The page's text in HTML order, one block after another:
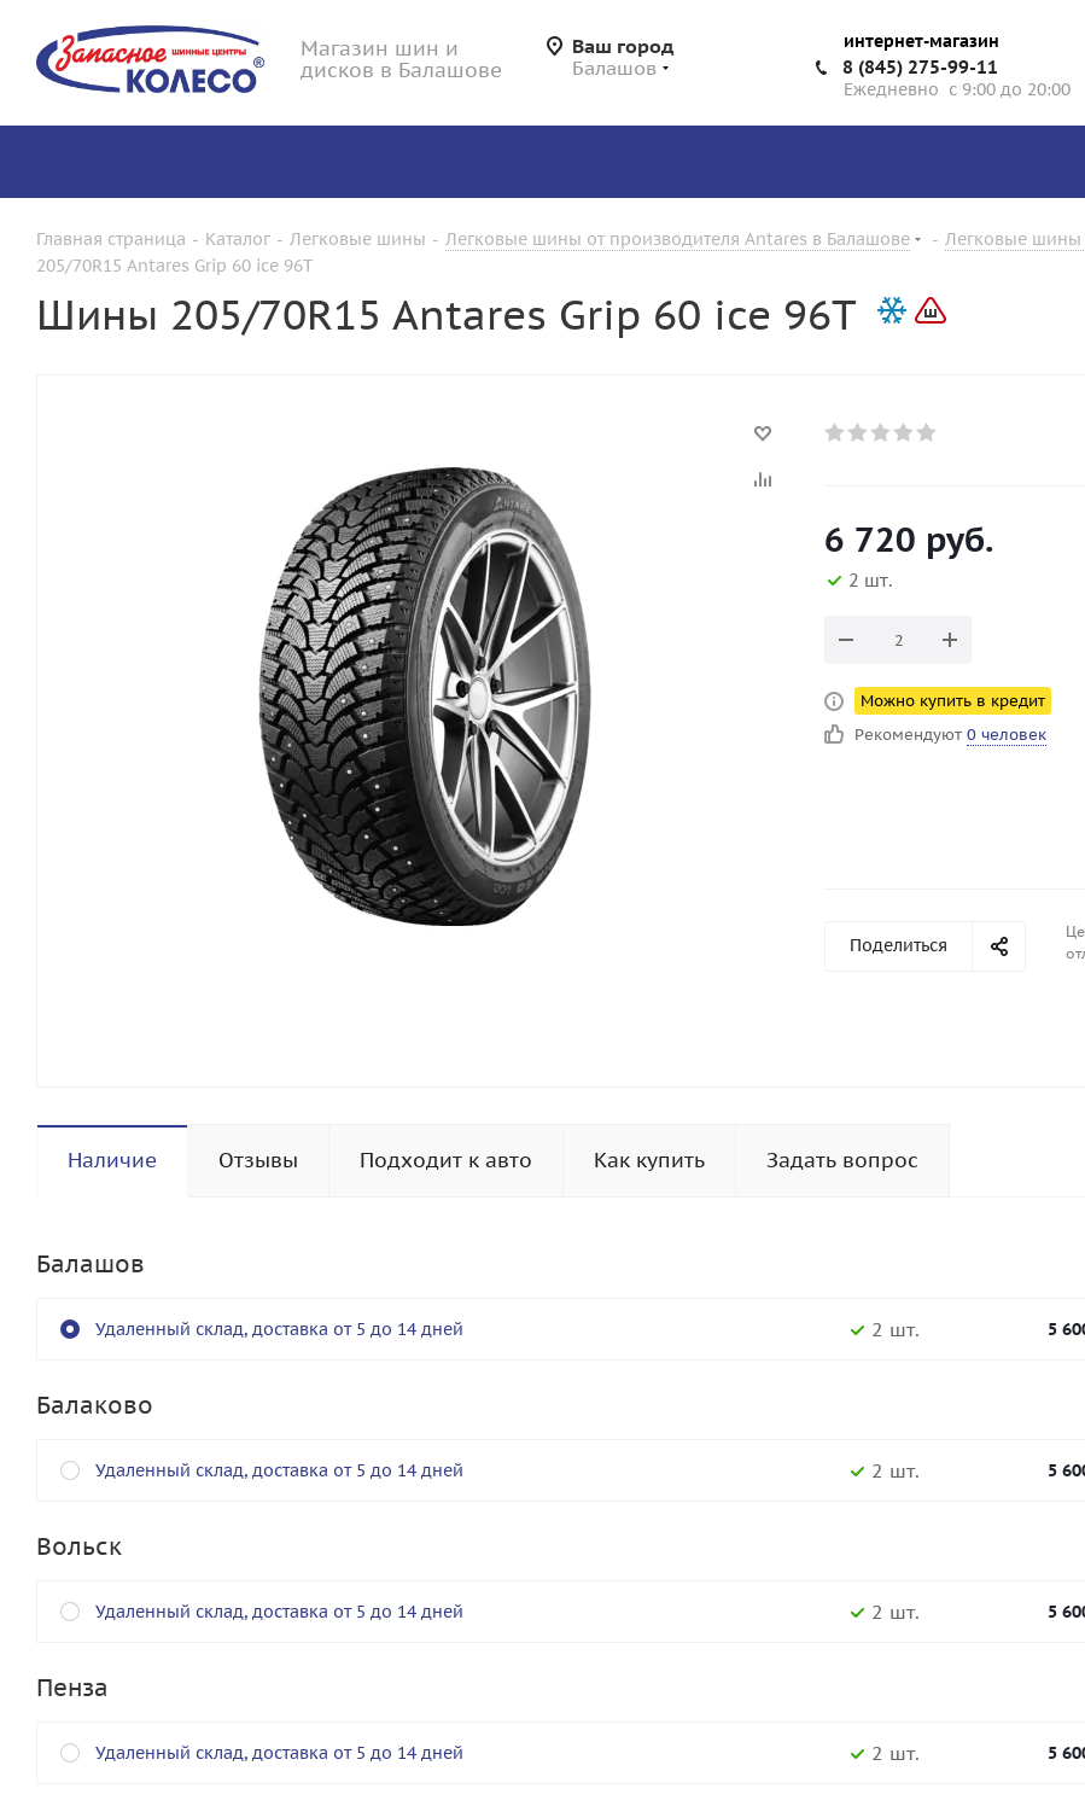
Магазин шин и
дисков в Балашове
Ваш город
Балашов
интернет-магазин
8 (845) 275-99-11
Ежедневно с 9:00 до 20:00
Главная страница - Каталог - Легковые шины - Легковые шины от производителя Antares в Балашове - Легковые шины
205/70R15 Antares Grip 60 ice 96T
Шины 205/70R15 Antares Grip 60 ice 96T
6 720 руб.
2 шт.
Можно купить в кредит
Рекомендуют 0 человек
Поделиться
Наличие Отзывы Подходит к авто Как купить Задать вопрос
Балашов
2 шт. 5
Удаленный склад, доставка от 5 до 14 дней
Балаково
2 шт. 5
Удаленный склад, доставка от 5 до 14 дней
Вольск
2 шт. 5
Удаленный склад, доставка от 5 до 14 дней
Пенза
2 шт. 5
Удаленный склад, доставка от 5 до 14 дней